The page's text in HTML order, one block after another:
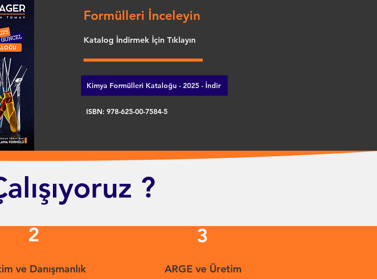
Formülleri İnceleyin
Katalog İndirmek İçin Tıklayın
Kimya Formülleri Kataloğu - 2025 - İndir
ISBN: 978-625-00-7584-5
?
2
ve Danışmanlık
3
ARGE ve Üretim